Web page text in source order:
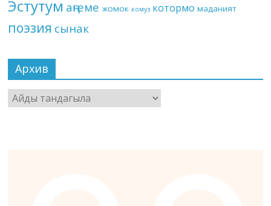
Эстутум аңгеме жомок комуз котормо маданият
поэзия сынак
Архив
Архив